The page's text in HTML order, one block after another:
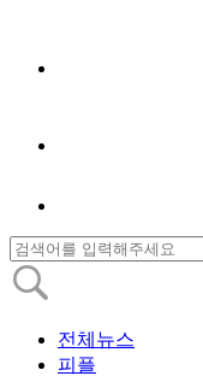
전체뉴스
피플